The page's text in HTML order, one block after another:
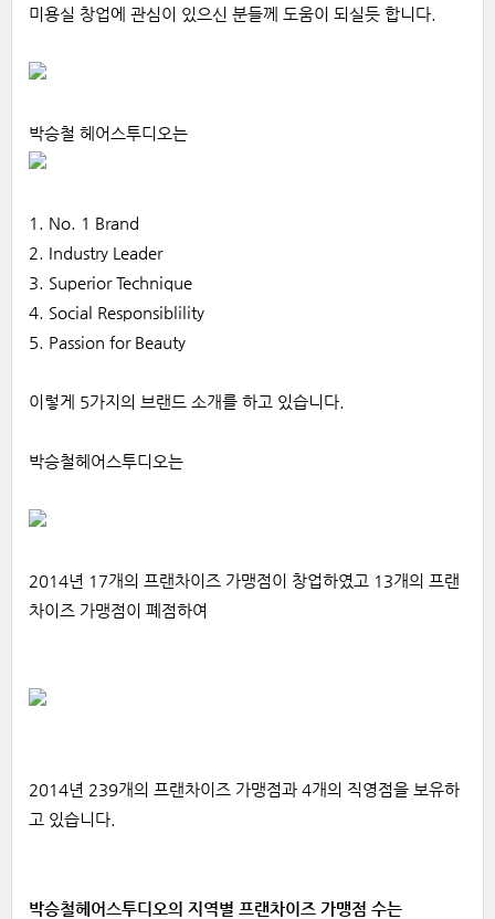
미용실 창업에 관심이 있으신 분들께 도움이 되실듯 합니다.
박승철 헤어스투디오는
1. No. 1 Brand
2. Industry Leader
3. Superior Technique
4. Social Responsiblility
5. Passion for Beauty
이렇게 5가지의 브랜드 소개를 하고 있습니다.
박승철헤어스투디오는
2014년 17개의 프랜차이즈 가맹점이 창업하였고 13개의 프랜
차이즈 가맹점이 폐점하여
2014년 239개의 프랜차이즈 가맹점과 4개의 직영점을 보유하
고 있습니다.
박승철헤어스투디오의 지역별 프랜차이즈 가맹점 수는